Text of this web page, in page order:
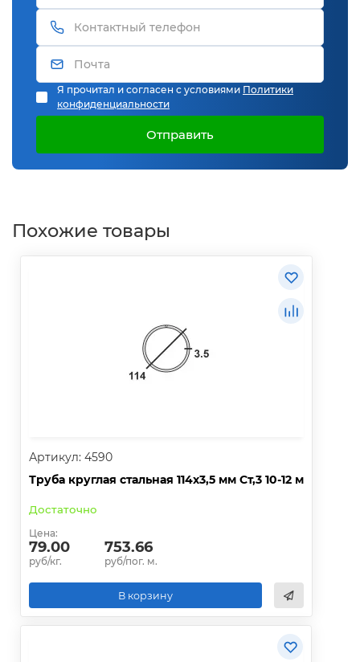
Я прочитал и согласен с условиями Политики
конфиденциальности
Отправить
Похожие товары
Артикул: 4590
Труба круглая стальная 114х3,5 мм Ст,3 10-12 м
Достаточно
Цена:
79.00
руб/кг.
753.66
руб/пог. м.
В корзину